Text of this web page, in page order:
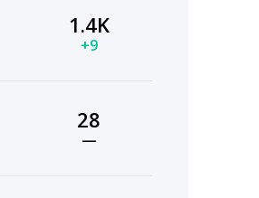
1.4K
+9
28
—